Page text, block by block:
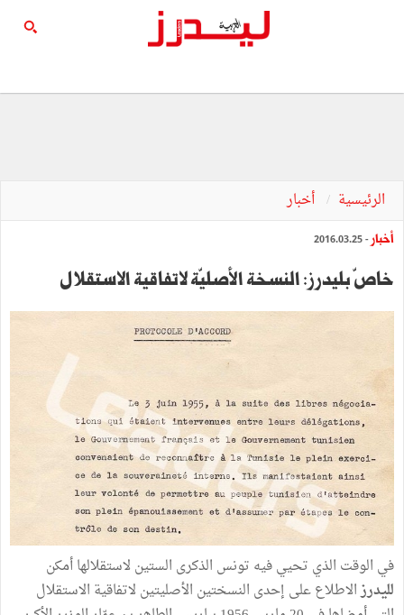
الرئيسية أخبار
أخبار - 2016.03.25
خاصّ بليدرز: النسخة الأصليّة لاتفاقية الاستقلال
في الوقت الذي تحيي فيه تونس الذكرى الستين لاستقلالها أمكن
لليدرزالاطلاع على إحدى النسختين الأصليتين لاتفاقية الاستقلال